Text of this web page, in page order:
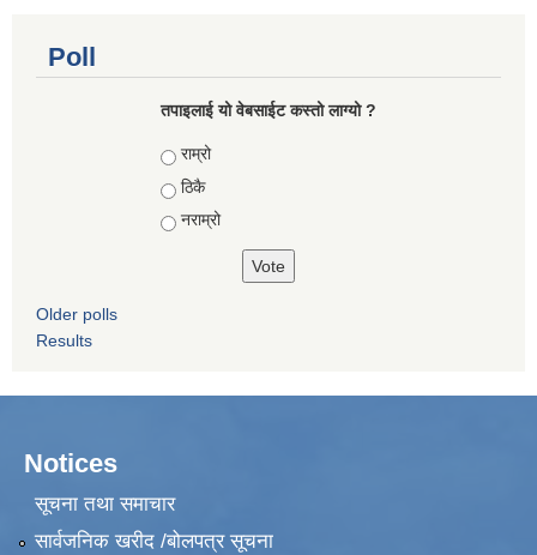
Poll
तपाइलाई यो वेबसाईट कस्तो लाग्यो ?
Choices
राम्रो
ठिकै
नराम्रो
Older polls
Results
Notices
सूचना तथा समाचार
सार्वजनिक खरीद /बोलपत्र सूचना